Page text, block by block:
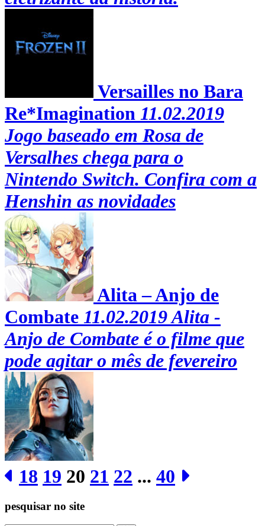
Versailles no Bara
Re*Imagination 11.02.2019
Jogo baseado em Rosa de
Versalhes chega para o
Nintendo Switch. Confira com a
Henshin as novidades
Alita – Anjo de
Combate 11.02.2019Alita -
Anjo de Combate é o filme que
pode agitar o mês de fevereiro
18 19 20 21 22 ... 40
pesquisar no site